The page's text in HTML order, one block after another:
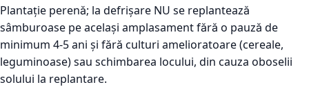
Plantație perenă; la defrișare NU se replantează
sâmburoase pe același amplasament fără o pauză de
minimum 4-5 ani și fără culturi amelioratoare (cereale,
leguminoase) sau schimbarea locului, din cauza oboselii
solului la replantare.